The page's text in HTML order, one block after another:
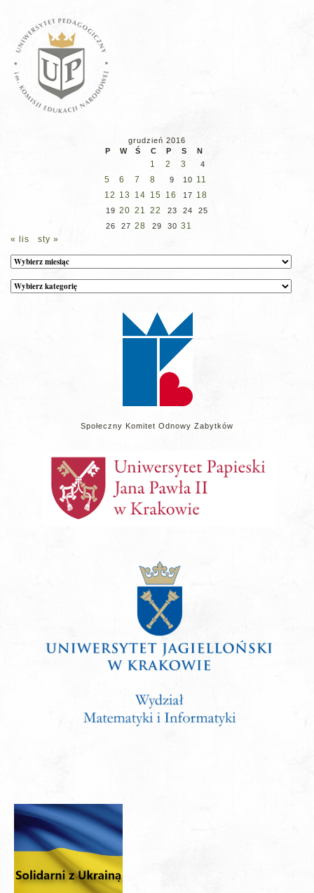
grudzień 2016
P
W Ś C P S N
1 2 3 4
5 6 7 8 9 10 11
12 13 14 15 16 17 18
19 20 21 22 23 24
25
26
27 28 29 30 31
« lis
sty »
Archiwum
Kategorie
wpisów
Społeczny Komitet Odnowy Zabytków